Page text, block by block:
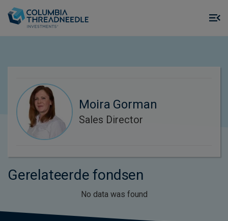
Moira Gorman
Sales Director
Gerelateerde fondsen
No data was found